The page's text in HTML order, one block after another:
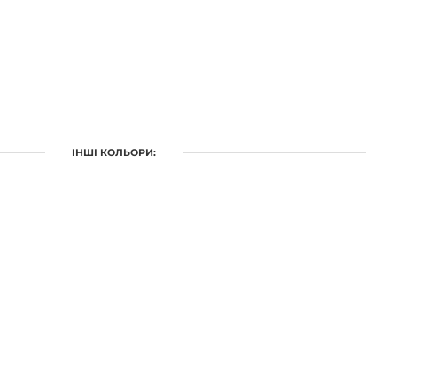
ІНШІ КОЛЬОРИ: